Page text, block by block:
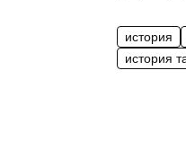
история
история